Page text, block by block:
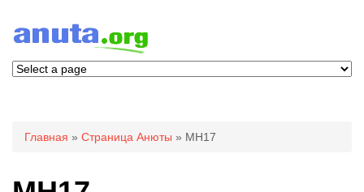
Вы здесь
Главная » Страница Анюты » MH17